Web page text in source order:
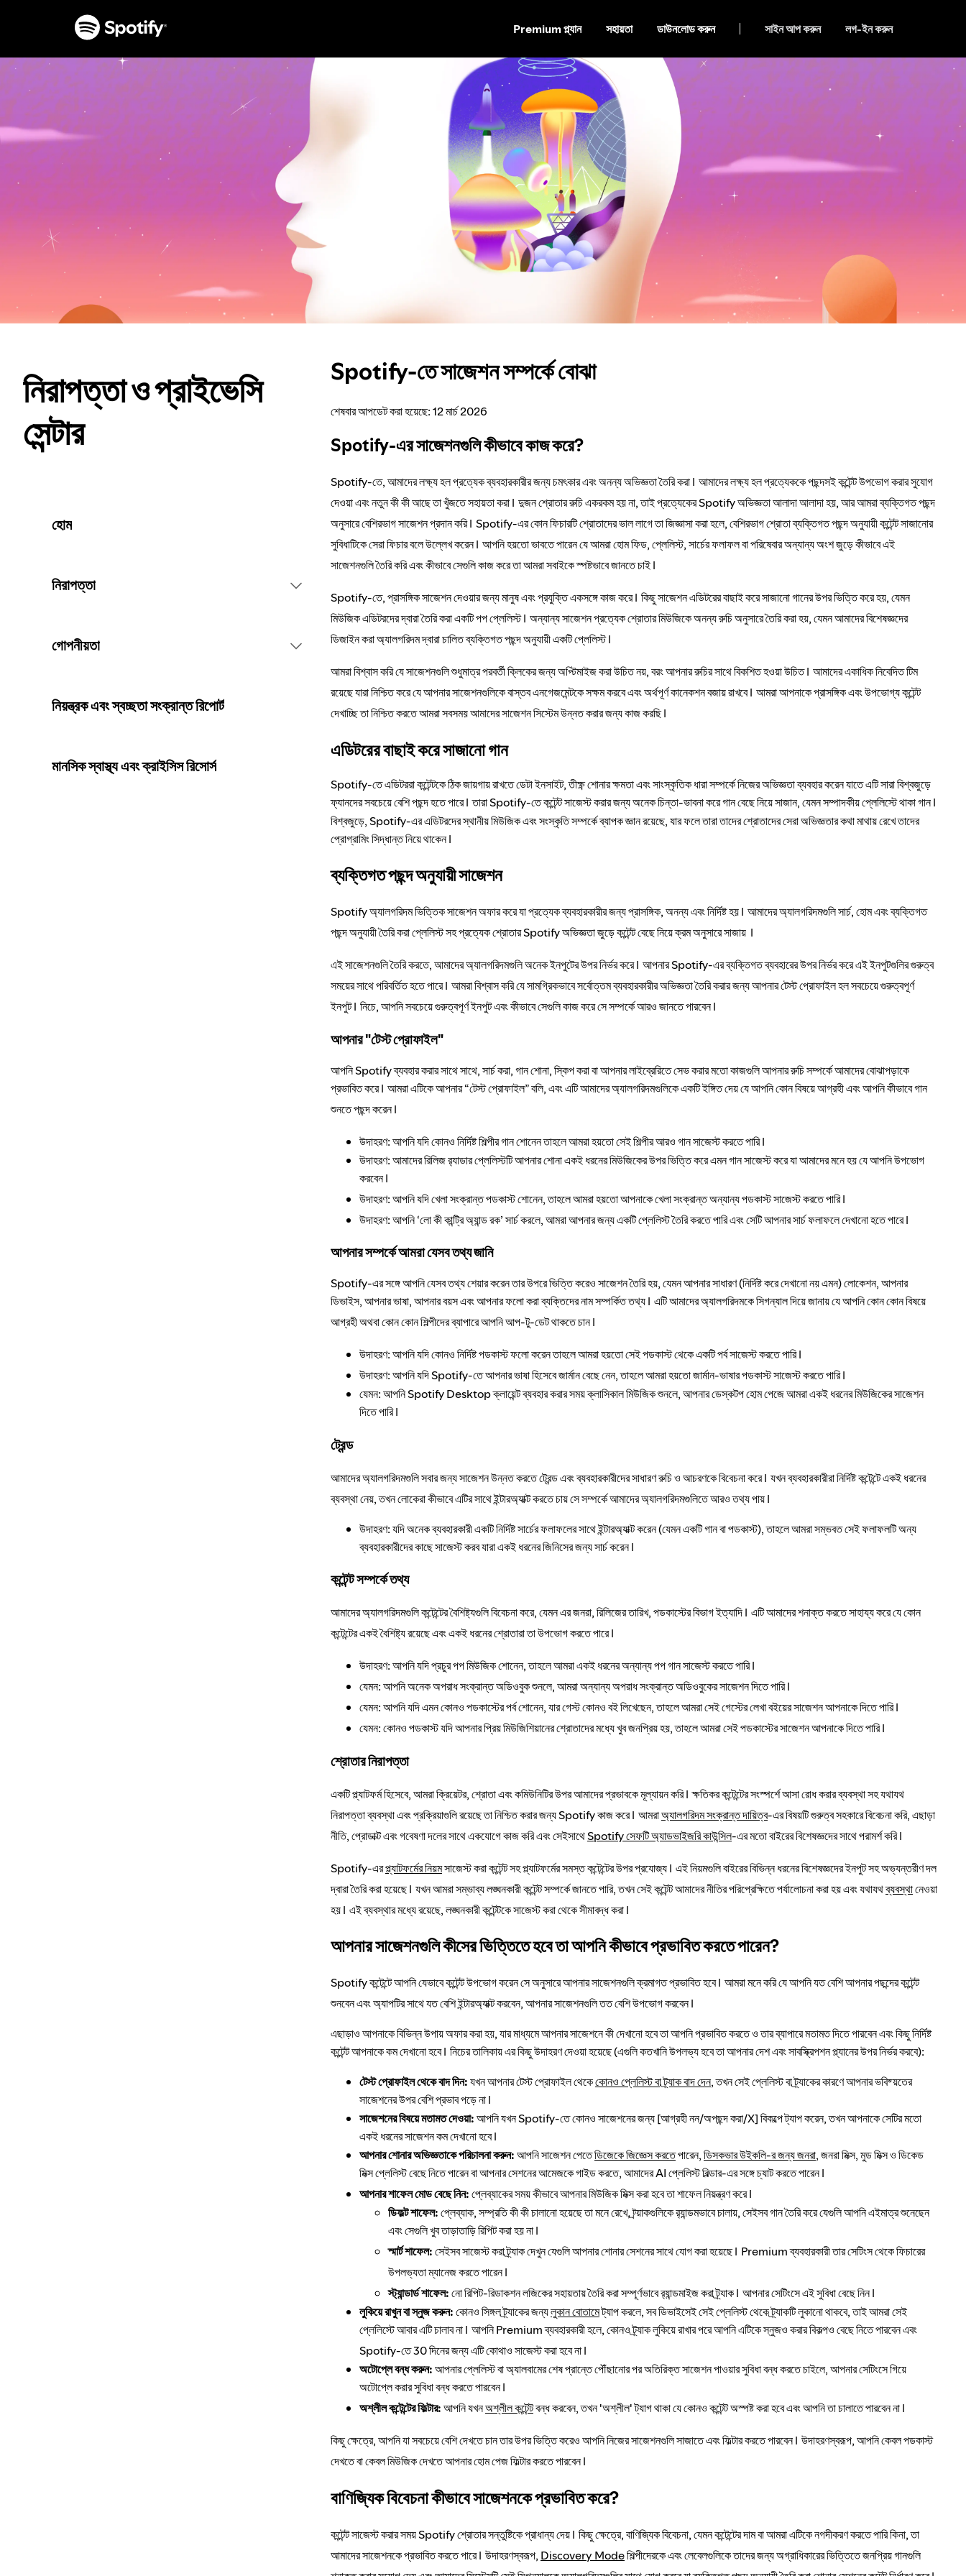
Premium প্ল্যান সহায়তা ডাউনলোড করুন সাইন আপ করুন লগ-ইন করুন
নিরাপত্তা ও প্রাইভেসি
সেন্টার
হোম
নিরাপত্তা
গোপনীয়তা
নিয়ন্ত্রক এবং স্বচ্ছতা সংক্রান্ত রিপোর্ট
মানসিক স্বাস্থ্য এবং ক্রাইসিস রিসোর্স
Spotify-তে সাজেশন সম্পর্কে বোঝা
শেষবার আপডেট করা হয়েছে: 12 মার্চ 2026
Spotify-এর সাজেশনগুলি কীভাবে কাজ করে?
Spotify-তে, আমাদের লক্ষ্য হল প্রত্যেক ব্যবহারকারীর জন্য চমৎকার এবং অনন্য অভিজ্ঞতা তৈরি করা। আমাদের লক্ষ্য হল প্রত্যেককে পছন্দসই কন্টেন্ট উপভোগ করার সুযোগ
দেওয়া এবং নতুন কী কী আছে তা খুঁজতে সহায়তা করা। দুজন শ্রোতার রুচি একরকম হয় না, তাই প্রত্যেকের Spotify অভিজ্ঞতা আলাদা আলাদা হয়, আর আমরা ব্যক্তিগত পছন্দ
অনুসারে বেশিরভাগ সাজেশন প্রদান করি। Spotify-এর কোন ফিচারটি শ্রোতাদের ভাল লাগে তা জিজ্ঞাসা করা হলে, বেশিরভাগ শ্রোতা ব্যক্তিগত পছন্দ অনুযায়ী কন্টেন্ট সাজানোর
সুবিধাটিকে সেরা ফিচার বলে উল্লেখ করেন। আপনি হয়তো ভাবতে পারেন যে আমরা হোম ফিড, প্লেলিস্ট, সার্চের ফলাফল বা পরিষেবার অন্যান্য অংশ জুড়ে কীভাবে এই
সাজেশনগুলি তৈরি করি এবং কীভাবে সেগুলি কাজ করে তা আমরা সবাইকে স্পষ্টভাবে জানতে চাই।
Spotify-তে, প্রাসঙ্গিক সাজেশন দেওয়ার জন্য মানুষ এবং প্রযুক্তি একসঙ্গে কাজ করে। কিছু সাজেশন এডিটরের বাছাই করে সাজানো গানের উপর ভিত্তি করে হয়, যেমন
মিউজিক এডিটরদের দ্বারা তৈরি করা একটি পপ প্লেলিস্ট। অন্যান্য সাজেশন প্রত্যেক শ্রোতার মিউজিকে অনন্য রুচি অনুসারে তৈরি করা হয়, যেমন আমাদের বিশেষজ্ঞদের
ডিজাইন করা অ্যালগরিদম দ্বারা চালিত ব্যক্তিগত পছন্দ অনুযায়ী একটি প্লেলিস্ট।
আমরা বিশ্বাস করি যে সাজেশনগুলি শুধুমাত্র পরবর্তী ক্লিকের জন্য অপ্টিমাইজ করা উচিত নয়, বরং আপনার রুচির সাথে বিকশিত হওয়া উচিত। আমাদের একাধিক নিবেদিত টিম
রয়েছে যারা নিশ্চিত করে যে আপনার সাজেশনগুলিকে বাস্তব এনগেজমেন্টকে সক্ষম করবে এবং অর্থপূর্ণ কানেকশন বজায় রাখবে। আমরা আপনাকে প্রাসঙ্গিক এবং উপভোগ্য কন্টেন্ট
দেখাচ্ছি তা নিশ্চিত করতে আমরা সবসময় আমাদের সাজেশন সিস্টেম উন্নত করার জন্য কাজ করছি।
এডিটরের বাছাই করে সাজানো গান
Spotify-তে এডিটররা কন্টেন্টকে ঠিক জায়গায় রাখতে ডেটা ইনসাইট, তীক্ষ্ণ শোনার ক্ষমতা এবং সাংস্কৃতিক ধারা সম্পর্কে নিজের অভিজ্ঞতা ব্যবহার করেন যাতে এটি সারা বিশ্বজুড়ে
ফ্যানদের সবচেয়ে বেশি পছন্দ হতে পারে। তারা Spotify-তে কন্টেন্ট সাজেস্ট করার জন্য অনেক চিন্তা-ভাবনা করে গান বেছে নিয়ে সাজান, যেমন সম্পাদকীয় প্লেলিস্টে থাকা গান।
বিশ্বজুড়ে, Spotify-এর এডিটরদের স্থানীয় মিউজিক এবং সংস্কৃতি সম্পর্কে ব্যাপক জ্ঞান রয়েছে, যার ফলে তারা তাদের শ্রোতাদের সেরা অভিজ্ঞতার কথা মাথায় রেখে তাদের
প্রোগ্রামিং সিদ্ধান্ত নিয়ে থাকেন।
ব্যক্তিগত পছন্দ অনুযায়ী সাজেশন
Spotify অ্যালগরিদম ভিত্তিক সাজেশন অফার করে যা প্রত্যেক ব্যবহারকারীর জন্য প্রাসঙ্গিক, অনন্য এবং নির্দিষ্ট হয়। আমাদের অ্যালগরিদমগুলি সার্চ, হোম এবং ব্যক্তিগত
পছন্দ অনুযায়ী তৈরি করা প্লেলিস্ট সহ প্রত্যেক শ্রোতার Spotify অভিজ্ঞতা জুড়ে কন্টেন্ট বেছে নিয়ে ক্রম অনুসারে সাজায় ।
এই সাজেশনগুলি তৈরি করতে, আমাদের অ্যালগরিদমগুলি অনেক ইনপুটের উপর নির্ভর করে। আপনার Spotify-এর ব্যক্তিগত ব্যবহারের উপর নির্ভর করে এই ইনপুটগুলির গুরুত্ব
সময়ের সাথে পরিবর্তিত হতে পারে। আমরা বিশ্বাস করি যে সামগ্রিকভাবে সর্বোত্তম ব্যবহারকারীর অভিজ্ঞতা তৈরি করার জন্য আপনার টেস্ট প্রোফাইল হল সবচেয়ে গুরুত্বপূর্ণ
ইনপুট। নিচে, আপনি সবচেয়ে গুরুত্বপূর্ণ ইনপুট এবং কীভাবে সেগুলি কাজ করে সে সম্পর্কে আরও জানতে পারবেন।
আপনার "টেস্ট প্রোফাইল"
আপনি Spotify ব্যবহার করার সাথে সাথে, সার্চ করা, গান শোনা, স্কিপ করা বা আপনার লাইব্রেরিতে সেভ করার মতো কাজগুলি আপনার রুচি সম্পর্কে আমাদের বোঝাপড়াকে
প্রভাবিত করে। আমরা এটিকে আপনার “টেস্ট প্রোফাইল” বলি, এবং এটি আমাদের অ্যালগরিদমগুলিকে একটি ইঙ্গিত দেয় যে আপনি কোন বিষয়ে আগ্রহী এবং আপনি কীভাবে গান
শুনতে পছন্দ করেন।
উদাহরণ: আপনি যদি কোনও নির্দিষ্ট শিল্পীর গান শোনেন তাহলে আমরা হয়তো সেই শিল্পীর আরও গান সাজেস্ট করতে পারি।
উদাহরণ: আমাদের রিলিজ র‍্যাডার প্লেলিস্টটি আপনার শোনা একই ধরনের মিউজিকের উপর ভিত্তি করে এমন গান সাজেস্ট করে যা আমাদের মনে হয় যে আপনি উপভোগ
করবেন।
উদাহরণ: আপনি যদি খেলা সংক্রান্ত পডকাস্ট শোনেন, তাহলে আমরা হয়তো আপনাকে খেলা সংক্রান্ত অন্যান্য পডকাস্ট সাজেস্ট করতে পারি।
উদাহরণ: আপনি ‘লো কী কান্ট্রি অ্যান্ড রক’ সার্চ করলে, আমরা আপনার জন্য একটি প্লেলিস্ট তৈরি করতে পারি এবং সেটি আপনার সার্চ ফলাফলে দেখানো হতে পারে।
আপনার সম্পর্কে আমরা যেসব তথ্য জানি
Spotify-এর সঙ্গে আপনি যেসব তথ্য শেয়ার করেন তার উপরে ভিত্তি করেও সাজেশন তৈরি হয়, যেমন আপনার সাধারণ (নির্দিষ্ট করে দেখানো নয় এমন) লোকেশন, আপনার
ডিভাইস, আপনার ভাষা, আপনার বয়স এবং আপনার ফলো করা ব্যক্তিদের নাম সম্পর্কিত তথ্য। এটি আমাদের অ্যালগরিদমকে সিগন্যাল দিয়ে জানায় যে আপনি কোন কোন বিষয়ে
আগ্রহী অথবা কোন কোন শিল্পীদের ব্যাপারে আপনি আপ-টু-ডেট থাকতে চান।
উদাহরণ: আপনি যদি কোনও নির্দিষ্ট পডকাস্ট ফলো করেন তাহলে আমরা হয়তো সেই পডকাস্ট থেকে একটি পর্ব সাজেস্ট করতে পারি।
উদাহরণ: আপনি যদি Spotify-তে আপনার ভাষা হিসেবে জার্মান বেছে নেন, তাহলে আমরা হয়তো জার্মান-ভাষার পডকাস্ট সাজেস্ট করতে পারি।
যেমন: আপনি Spotify Desktop ক্লায়েন্ট ব্যবহার করার সময় ক্লাসিকাল মিউজিক শুনলে, আপনার ডেস্কটপ হোম পেজে আমরা একই ধরনের মিউজিকের সাজেশন
দিতে পারি।
ট্রেন্ড
আমাদের অ্যালগরিদমগুলি সবার জন্য সাজেশন উন্নত করতে ট্রেন্ড এবং ব্যবহারকারীদের সাধারণ রুচি ও আচরণকে বিবেচনা করে। যখন ব্যবহারকারীরা নির্দিষ্ট কন্টেন্টে একই ধরনের
ব্যবস্থা নেয়, তখন লোকেরা কীভাবে এটির সাথে ইন্টারঅ্যাক্ট করতে চায় সে সম্পর্কে আমাদের অ্যালগরিদমগুলিতে আরও তথ্য পায়।
উদাহরণ: যদি অনেক ব্যবহারকারী একটি নির্দিষ্ট সার্চের ফলাফলের সাথে ইন্টারঅ্যাক্ট করেন (যেমন একটি গান বা পডকাস্ট), তাহলে আমরা সম্ভবত সেই ফলাফলটি অন্য
ব্যবহারকারীদের কাছে সাজেস্ট করব যারা একই ধরনের জিনিসের জন্য সার্চ করেন।
কন্টেন্ট সম্পর্কে তথ্য
আমাদের অ্যালগরিদমগুলি কন্টেন্টের বৈশিষ্ট্যগুলি বিবেচনা করে, যেমন এর জনরা, রিলিজের তারিখ, পডকাস্টের বিভাগ ইত্যাদি। এটি আমাদের শনাক্ত করতে সাহায্য করে যে কোন
কন্টেন্টের একই বৈশিষ্ট্য রয়েছে এবং একই ধরনের শ্রোতারা তা উপভোগ করতে পারে।
উদাহরণ: আপনি যদি প্রচুর পপ মিউজিক শোনেন, তাহলে আমরা একই ধরনের অন্যান্য পপ গান সাজেস্ট করতে পারি।
যেমন: আপনি অনেক অপরাধ সংক্রান্ত অডিওবুক শুনলে, আমরা অন্যান্য অপরাধ সংক্রান্ত অডিওবুকের সাজেশন দিতে পারি।
যেমন: আপনি যদি এমন কোনও পডকাস্টের পর্ব শোনেন, যার গেস্ট কোনও বই লিখেছেন, তাহলে আমরা সেই গেস্টের লেখা বইয়ের সাজেশন আপনাকে দিতে পারি।
যেমন: কোনও পডকাস্ট যদি আপনার প্রিয় মিউজিশিয়ানের শ্রোতাদের মধ্যে খুব জনপ্রিয় হয়, তাহলে আমরা সেই পডকাস্টের সাজেশন আপনাকে দিতে পারি।
শ্রোতার নিরাপত্তা
একটি প্ল্যাটফর্ম হিসেবে, আমরা ক্রিয়েটর, শ্রোতা এবং কমিউনিটির উপর আমাদের প্রভাবকে মূল্যায়ন করি। ক্ষতিকর কন্টেন্টের সংস্পর্শে আসা রোধ করার ব্যবস্থা সহ যথাযথ
নিরাপত্তা ব্যবস্থা এবং প্রক্রিয়াগুলি রয়েছে তা নিশ্চিত করার জন্য Spotify কাজ করে। আমরাঅ্যালগরিদম সংক্রান্ত দায়িত্ব-এর বিষয়টি গুরুত্ব সহকারে বিবেচনা করি, এছাড়া
নীতি, প্রোডাক্ট এবং গবেষণা দলের সাথে একযোগে কাজ করি এবং সেইসাথেSpotify সেফটি অ্যাডভাইজরি কাউন্সিল-এর মতো বাইরের বিশেষজ্ঞদের সাথে পরামর্শ করি।
Spotify-এরপ্ল্যাটফর্মের নিয়মসাজেস্ট করা কন্টেন্ট সহ প্ল্যাটফর্মের সমস্ত কন্টেন্টের উপর প্রযোজ্য। এই নিয়মগুলি বাইরের বিভিন্ন ধরনের বিশেষজ্ঞদের ইনপুট সহ অভ্যন্তরীণ দল
দ্বারা তৈরি করা হয়েছে। যখন আমরা সম্ভাব্য লঙ্ঘনকারী কন্টেন্ট সম্পর্কে জানতে পারি, তখন সেই কন্টেন্ট আমাদের নীতির পরিপ্রেক্ষিতে পর্যালোচনা করা হয় এবং যথাযথব্যবস্থানেওয়া
হয়। এই ব্যবস্থার মধ্যে রয়েছে, লঙ্ঘনকারী কন্টেন্টকে সাজেস্ট করা থেকে সীমাবদ্ধ করা।
আপনার সাজেশনগুলি কীসের ভিত্তিতে হবে তা আপনি কীভাবে প্রভাবিত করতে পারেন?
Spotify কন্টেন্টে আপনি যেভাবে কন্টেন্ট উপভোগ করেন সে অনুসারে আপনার সাজেশনগুলি ক্রমাগত প্রভাবিত হবে। আমরা মনে করি যে আপনি যত বেশি আপনার পছন্দের কন্টেন্ট
শুনবেন এবং অ্যাপটির সাথে যত বেশি ইন্টারঅ্যাক্ট করবেন, আপনার সাজেশনগুলি তত বেশি উপভোগ করবেন।
এছাড়াও আপনাকে বিভিন্ন উপায় অফার করা হয়, যার মাধ্যমে আপনার সাজেশনে কী দেখানো হবে তা আপনি প্রভাবিত করতে ও তার ব্যাপারে মতামত দিতে পারবেন এবং কিছু নির্দিষ্ট
কন্টেন্ট আপনাকে কম দেখানো হবে। নিচের তালিকায় এর কিছু উদাহরণ দেওয়া হয়েছে (এগুলি কতখানি উপলভ্য হবে তা আপনার দেশ এবং সাবস্ক্রিপশন প্ল্যানের উপর নির্ভর করবে):
টেস্ট প্রোফাইল থেকে বাদ দিন:যখন আপনার টেস্ট প্রোফাইল থেকেকোনও প্লেলিস্ট বা ট্র্যাক বাদ দেন, তখন সেই প্লেলিস্ট বা ট্র্যাকের কারণে আপনার ভবিষ্য়তের
সাজেশনের উপর বেশি প্রভাব পড়ে না।
সাজেশনের বিষয়ে মতামত দেওয়া:আপনি যখন Spotify-তে কোনও সাজেশনের জন্য [আগ্রহী নন/অপছন্দ করা/X] বিকল্পে ট্যাপ করেন, তখন আপনাকে সেটির মতো
একই ধরনের সাজেশন কম দেখানো হবে।
আপনার শোনার অভিজ্ঞতাকে পরিচালনা করুন:আপনি সাজেশন পেতেডিজেকে জিজ্ঞেস করতেপারেন,ডিসকভার উইকলি-র জন্য জনরা, জনরা মিক্স, মুড মিক্স ও ডিকেড
মিক্স প্লেলিস্ট বেছে নিতে পারেন বা আপনার সেশনের আমেজকে গাইড করতে, আমাদের AI প্লেলিস্ট বিল্ডার-এর সঙ্গে চ্যাট করতে পারেন।
আপনার শাফেল মোড বেছে নিন:প্লেব্যাকের সময় কীভাবে আপনার মিউজিক মিক্স করা হবে তা শাফেল নিয়ন্ত্রণ করে।
ডিফল্ট শাফেল:প্লেব্যাক, সম্প্রতি কী কী চালানো হয়েছে তা মনে রেখে, ট্র্য়াকগুলিকে র‌্যান্ডমভাবে চালায়, সেইসব গান তৈরি করে যেগুলি আপনি এইমাত্র শুনেছেন
এবং সেগুলি খুব তাড়াতাড়ি রিপিট করা হয় না।
স্মার্ট শাফেল:সেইসব সাজেস্ট করা ট্র্যাক দেখুন যেগুলি আপনার শোনার সেশনের সাথে যোগ করা হয়েছে। Premium ব্যবহারকারী তার সেটিংস থেকে ফিচারের
উপলভ্যতা ম্যানেজ করতে পারেন।
স্ট্যান্ডার্ড শাফেল:নো রিপিট-রিডাকশন লজিকের সহায়তায় তৈরি করা সম্পূর্ণভাবে র‍্যান্ডমাইজ করা ট্র্যাক। আপনার সেটিংসে এই সুবিধা বেছে নিন।
লুকিয়ে রাখুন বা স্নুজ করুন:কোনও সিঙ্গল ট্র্যাকের জন্যলুকান বোতামেট্যাপ করলে, সব ডিভাইসেই সেই প্লেলিস্ট থেকে ট্র্যাকটি লুকানো থাকবে, তাই আমরা সেই
প্লেলিস্টে আবার এটি চালাব না। আপনি Premium ব্যবহারকারী হলে, কোনও ট্র্যাক লুকিয়ে রাখার পরে আপনি এটিকে স্নুজও করার বিকল্পও বেছে নিতে পারবেন এবং
Spotify-তে 30 দিনের জন্য এটি কোথাও সাজেস্ট করা হবে না।
অটোপ্লে বন্ধ করুন:আপনার প্লেলিস্ট বা অ্যালবামের শেষ প্রান্তে পৌঁছানোর পর অতিরিক্ত সাজেশন পাওয়ার সুবিধা বন্ধ করতে চাইলে, আপনার সেটিংসে গিয়ে
অটোপ্লে করার সুবিধা বন্ধ করতে পারবেন।
অশ্লীল কন্টেন্টের ফিল্টার:আপনি যখনঅশ্লীল কন্টেন্টবন্ধ করবেন, তখন 'অশ্লীল' ট্যাগ থাকা যে কোনও কন্টেন্ট অস্পষ্ট করা হবে এবং আপনি তা চালাতে পারবেন না।
কিছু ক্ষেত্রে, আপনি যা সবচেয়ে বেশি দেখতে চান তার উপর ভিত্তি করেও আপনি নিজের সাজেশনগুলি সাজাতে এবং ফিল্টার করতে পারবেন। উদাহরণস্বরূপ, আপনি কেবল পডকাস্ট
দেখতে বা কেবল মিউজিক দেখতে আপনার হোম পেজ ফিল্টার করতে পারবেন।
বাণিজ্যিক বিবেচনা কীভাবে সাজেশনকে প্রভাবিত করে?
কন্টেন্ট সাজেস্ট করার সময় Spotify শ্রোতার সন্তুষ্টিকে প্রাধান্য দেয়। কিছু ক্ষেত্রে, বাণিজ্যিক বিবেচনা, যেমন কন্টেন্টের দাম বা আমরা এটিকে নগদীকরণ করতে পারি কিনা, তা
আমাদের সাজেশনকে প্রভাবিত করতে পারে। উদাহরণস্বরূপ, Discovery Modeশিল্পীদেরকে এবং লেবেলগুলিকে তাদের জন্য অগ্রাধিকারের ভিত্তিতে জনপ্রিয় গানগুলি